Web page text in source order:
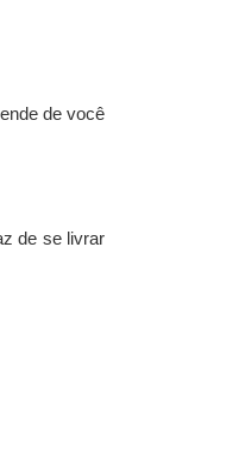
de você
de se livrar